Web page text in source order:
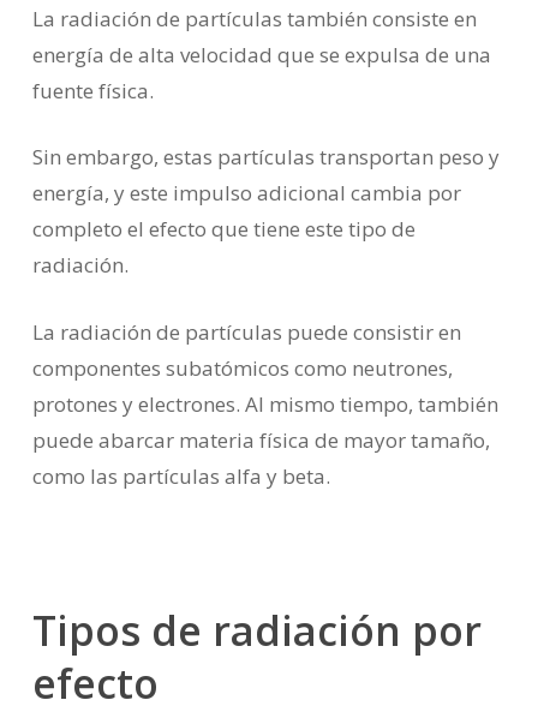
La radiación de partículas también consiste en
energía de alta velocidad que se expulsa de una
fuente física.
Sin embargo, estas partículas transportan peso y
energía, y este impulso adicional cambia por
completo el efecto que tiene este tipo de
radiación.
La radiación de partículas puede consistir en
componentes subatómicos como neutrones,
protones y electrones. Al mismo tiempo, también
puede abarcar materia física de mayor tamaño,
como las partículas alfa y beta.
Tipos de radiación por
efecto